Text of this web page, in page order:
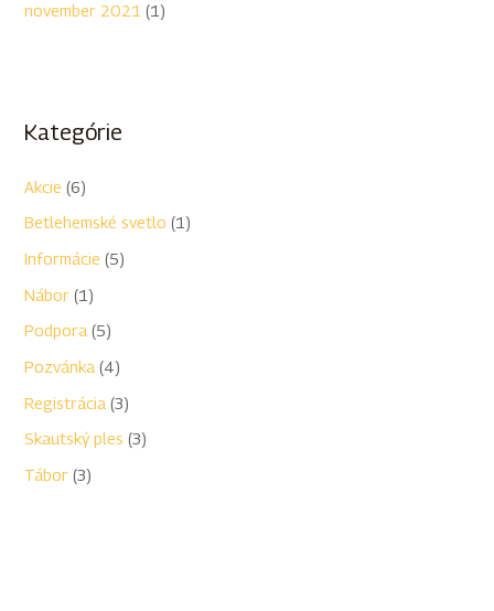
november 2021 (1)
Kategórie
Akcie (6)
Betlehemské svetlo (1)
Informácie (5)
Nábor (1)
Podpora (5)
Pozvánka (4)
Registrácia (3)
Skautský ples (3)
Tábor (3)